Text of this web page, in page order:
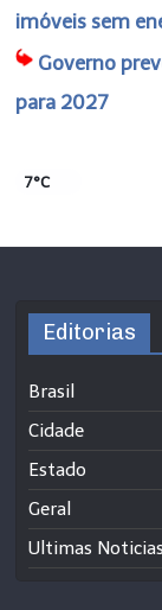
imóveis sem
Governo
para 2027
7°C
Editorias
Brasil
Cidade
Estado
Geral
Ultimas Noticias